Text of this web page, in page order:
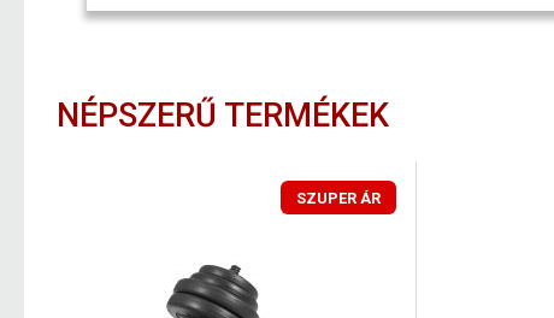
NÉPSZERŰ TERMÉKEK
SZUPER ÁR